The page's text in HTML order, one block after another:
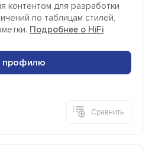
контентом для разработки
по таблицам стилей,
Подробнее о HiFi
профилю
Сравнить